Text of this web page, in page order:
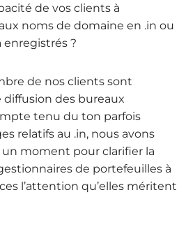
de vos clients à
noms de domaine en .in ou
enregistrés ?
de nos clients sont
diffusion des bureaux
tenu du ton parfois
relatifs au .in, nous avons
moment pour clarifier la
de portefeuilles à
l’attention qu’elles méritent